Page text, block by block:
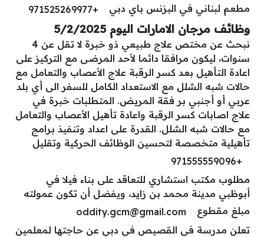
مطعم لبناني في البزنس باي دبي
+971525269977
وظائف مرجان الامارات اليوم 5/2/2025
نبحث عن مختص علاج طبيعي ذو خبرة لا تقل عن 4
سنوات، ليكون مرافقا دائما لأحد المرضى مع التركيز على
اعادة التأهيل بعد كسر الرقبة علاج الأعصاب والتعامل مع
حالات شبه الشلل مع الاستعداد الكامل للسفر الى أي بلد
عربي أو أجنبي بر فقة المريض. المتطلبات خبرة في
علاج اصابات كسر الرقبة واعادة تأهيل الأعصاب والتعامل
مع حالات شبه الشلل. القدرة على اعداد وتنفيذ برامج
تأهيلية متخصصة لتحسين الوظائف الحركية وتقليل
+971555559096
مطلوب مكتب استشاري للتعاقد على بناء فيلا في
أبوظبي مدينة محمد بن زايد، ويفضل أن تكون عمولته
مبلغ مقطوع
oddity.gcm@gmail.com
تعلن مدرسة في القصيص في دبي عن حاجتها لمعلمين